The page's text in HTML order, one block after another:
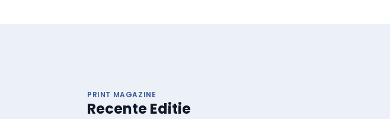
PRINT MAGAZINE
Recente Editie